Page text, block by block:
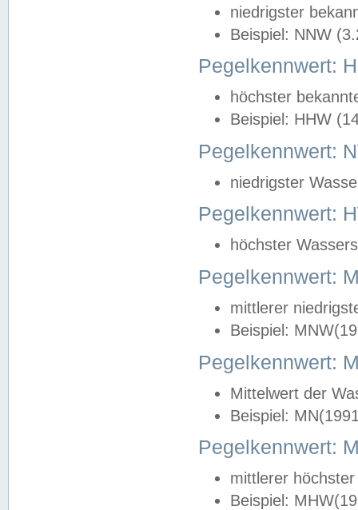
niedrigster
Beispiel: NNW
Pegelkennwert:
höchster
Beispiel: HHW
Pegelkennwert:
niedrigster
Pegelkennwert:
höchster
Pegelkennwert:
mittlerer
Beispiel:
Pegelkennwert:
Mittelwert der
Beispiel:
Pegelkennwert:
mittlerer
Beispiel: